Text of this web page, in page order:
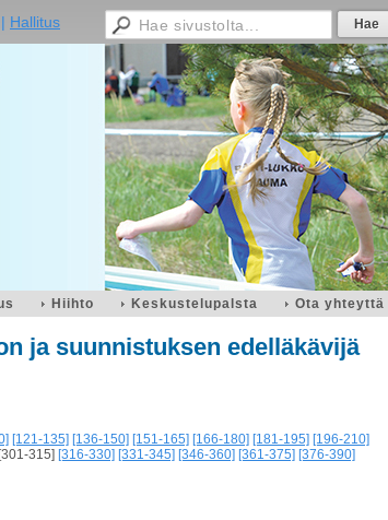
| Hallitus
Hiihto Keskustelupalsta Ota yhteyttä
ja suunnistuksen edelläkävijä
[121-135] [136-150] [151-165] [166-180] [181-195] [196-210]
[301-315] [316-330] [331-345] [346-360] [361-375] [376-390]